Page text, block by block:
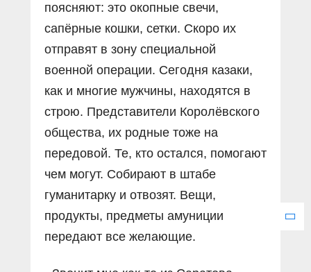
поясняют: это окопные свечи,
сапёрные кошки, сетки. Скоро их
отправят в зону специальной
военной операции. Сегодня казаки,
как и многие мужчины, находятся в
строю. Представители Королёвского
общества, их родные тоже на
передовой. Те, кто остался, помогают
чем могут. Собирают в штабе
гуманитарку и отвозят. Вещи,
продукты, предметы амуниции
передают все желающие.